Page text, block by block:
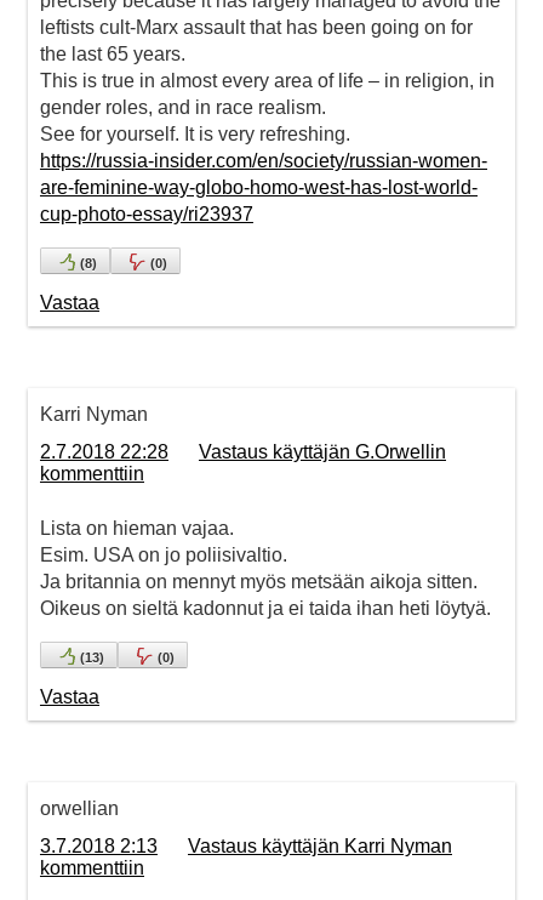
leftists cult-Marx assault that has been going on for
the last 65 years.
This is true in almost every area of life – in religion, in
gender roles, and in race realism.
See for yourself. It is very refreshing.
https://russia-insider.com/en/society/russian-women-
are-feminine-way-globo-homo-west-has-lost-world-
cup-photo-essay/ri23937
(8) (0)
Vastaa
Karri Nyman
2.7.2018 22:28
Vastaus käyttäjän G.Orwellin
kommenttiin
Lista on hieman vajaa.
Esim. USA on jo poliisivaltio.
Ja britannia on mennyt myös metsään aikoja sitten.
Oikeus on sieltä kadonnut ja ei taida ihan heti löytyä.
(13) (0)
Vastaa
orwellian
3.7.2018 2:13
Vastaus käyttäjän Karri Nyman
kommenttiin